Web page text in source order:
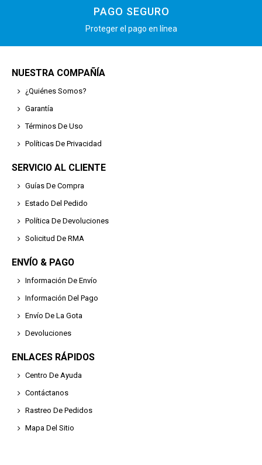
PAGO SEGURO
Proteger el pago en línea
NUESTRA COMPAÑÍA
¿Quiénes Somos?
Garantía
Términos De Uso
Políticas De Privacidad
SERVICIO AL CLIENTE
Guías De Compra
Estado Del Pedido
Política De Devoluciones
Solicitud De RMA
ENVÍO & PAGO
Información De Envío
Información Del Pago
Envío De La Gota
Devoluciones
ENLACES RÁPIDOS
Centro De Ayuda
Contáctanos
Rastreo De Pedidos
Mapa Del Sitio